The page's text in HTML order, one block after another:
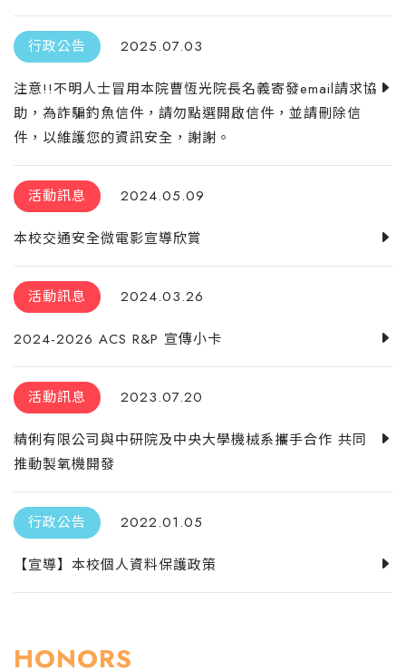
行政公告 2025.07.03
注意!!不明人士冒用本院曹恆光院長名義寄發email請求協
助，為詐騙釣魚信件，請勿點選開啟信件，並請刪除信
件，以維護您的資訊安全，謝謝。
活動訊息 2024.05.09
本校交通安全微電影宣導欣賞
活動訊息 2024.03.26
2024-2026 ACS R&P 宣傳小卡
活動訊息 2023.07.20
精俐有限公司與中研院及中央大學機械系攜手合作 共同
推動製氧機開發
行政公告 2022.01.05
【宣導】本校個人資料保護政策
HONORS